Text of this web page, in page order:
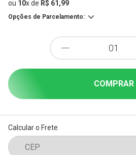
ou 10xde R$ 61,99
Opções de Parcelamento:
-
COMPRAR
Calcular o Frete